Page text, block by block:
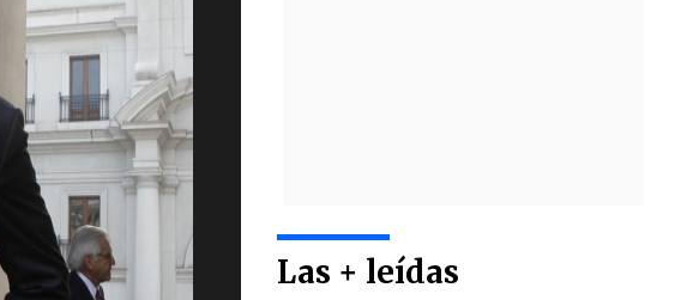
Las + leídas